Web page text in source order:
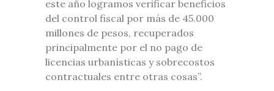
este año logramos verificar beneficios
del control fiscal por más de 45.000
millones de pesos, recuperados
principalmente por el no pago de
licencias urbanísticas y sobrecostos
contractuales entre otras cosas”.